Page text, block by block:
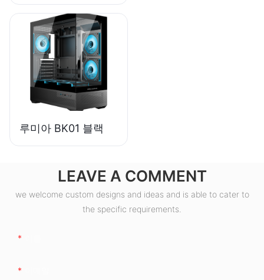
80+ 브론즈 데스크
탑 PC 파워 서플라이
ESB550W
루미아 BK01 블랙
LEAVE A COMMENT
we welcome custom designs and ideas and is able to cater to
the specific requirements.